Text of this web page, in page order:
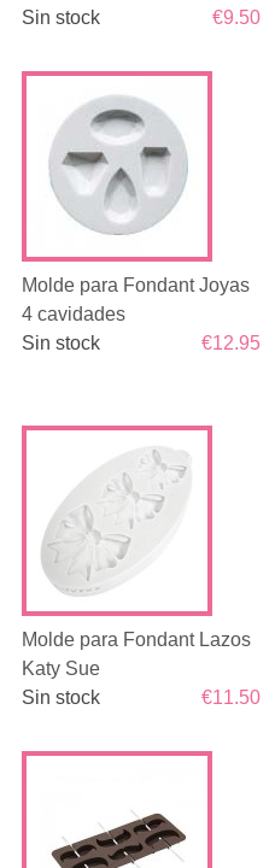
€9.50
Sin stock
Molde para Fondant Joyas
4 cavidades
€12.95
Sin stock
Molde para Fondant Lazos
Katy Sue
€11.50
Sin stock